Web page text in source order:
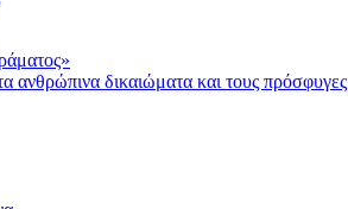
ανθρώπινα δικαιώματα και τους πρόσφυγες